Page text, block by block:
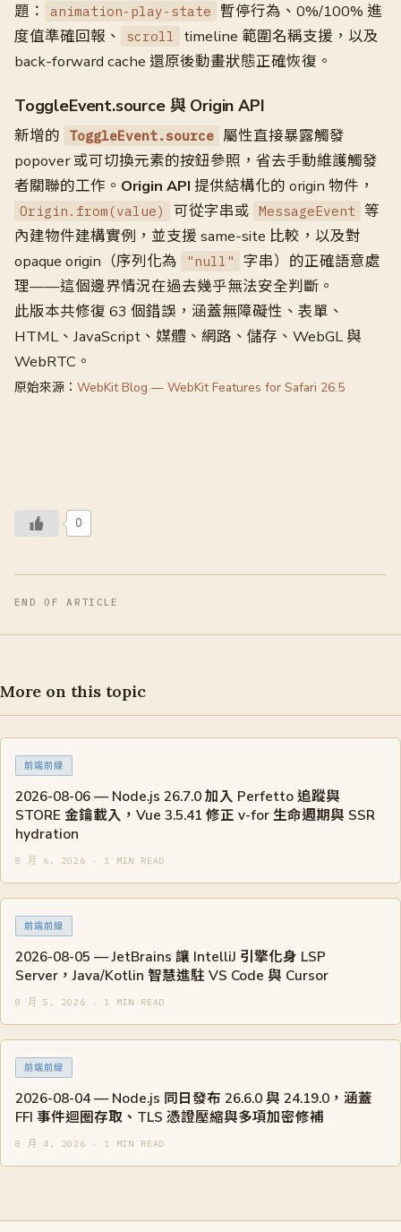
題：
animation-play-state 暫停行為、0%/100% 進
度值準確回報、
scroll
timeline 範圍名稱支援，以及
back-forward cache 還原後動畫狀態正確恢復。
ToggleEvent.source 與 Origin API
新增的 ToggleEvent.source 屬性直接暴露觸發
popover 或可切換元素的按鈕參照，省去手動維護觸發
者關聯的工作。 Origin API 提供結構化的 origin 物件，
Origin.from(value) 可從字串或 MessageEvent
等
內建物件建構實例，並支援 same-site 比較，以及對
opaque origin（序列化為
"null"
字串）的正確語意處
理——這個邊界情況在過去幾乎無法安全判斷。
此版本共修復 63 個錯誤，涵蓋無障礙性、表單、
HTML、JavaScript、媒體、網路、儲存、WebGL 與
WebRTC。
原始來源： WebKit Blog — WebKit Features for Safari 26.5
0
END OF ARTICLE
More on this topic
前端前線
2026-08-06 — Node.js 26.7.0 加入 Perfetto 追蹤與
STORE 金鑰載入，Vue 3.5.41 修正 v-for 生命週期與 SSR
hydration
8 月 6, 2026 · 1 MIN READ
前端前線
2026-08-05 — JetBrains 讓 IntelliJ 引擎化身 LSP
Server，Java/Kotlin 智慧進駐 VS Code 與 Cursor
8 月 5, 2026 · 1 MIN READ
前端前線
2026-08-04 — Node.js 同日發布 26.6.0 與 24.19.0，涵蓋
FFI 事件迴圈存取、TLS 憑證壓縮與多項加密修補
8 月 4, 2026 · 1 MIN READ